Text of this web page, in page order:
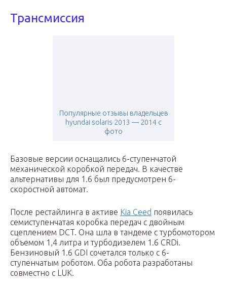
Трансмиссия
Популярные отзывы владельцев
hyundai solaris 2013 — 2014 с
фото
Базовые версии оснащались 6-ступенчатой
механической коробкой передач. В качестве
альтернативы для 1.6 был предусмотрен 6-
скоростной автомат.
После рестайлинга в активе Kia Ceed появилась
семиступенчатая коробка передач с двойным
сцеплением DCT. Она шла в тандеме с турбомотором
объемом 1,4 литра и турбодизелем 1.6 CRDi.
Бензиновый 1.6 GDI сочетался только с 6-
ступенчатым роботом. Оба робота разработаны
совместно с LUK.